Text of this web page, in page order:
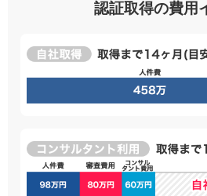
認証取得の費用